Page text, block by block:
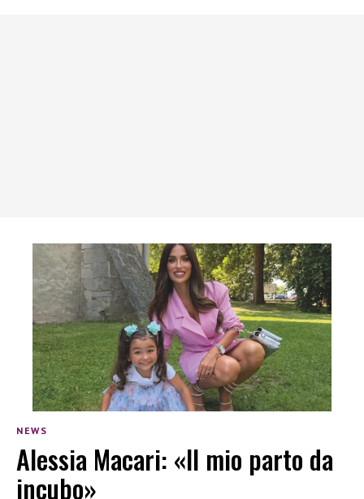
NEWS
Alessia Macari: «Il mio parto da
incubo»